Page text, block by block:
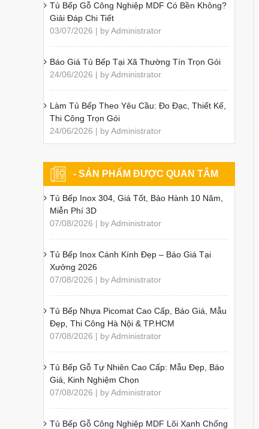
Tủ Bếp Gỗ Công Nghiệp MDF Có Bền Không?
Giải Đáp Chi Tiết
03/07/2026 | by Administrator
Báo Giá Tủ Bếp Tại Xã Thường Tín Trọn Gói
24/06/2026 | by Administrator
Làm Tủ Bếp Theo Yêu Cầu: Đo Đạc, Thiết Kế,
Thi Công Trọn Gói
24/06/2026 | by Administrator
- SẢN PHẨM ĐƯỢC QUAN TÂM
Tủ Bếp Inox 304, Giá Tốt, Bảo Hành 10 Năm,
Miễn Phí 3D
07/08/2026 | by Administrator
Tủ Bếp Inox Cánh Kính Đẹp – Báo Giá Tại
Xưởng 2026
07/08/2026 | by Administrator
Tủ Bếp Nhựa Picomat Cao Cấp, Báo Giá, Mẫu
Đẹp, Thi Công Hà Nội & TP.HCM
07/08/2026 | by Administrator
Tủ Bếp Gỗ Tự Nhiên Cao Cấp: Mẫu Đẹp, Báo
Giá, Kinh Nghiệm Chọn
07/08/2026 | by Administrator
Tủ Bếp Gỗ Công Nghiệp MDF Lõi Xanh Chống